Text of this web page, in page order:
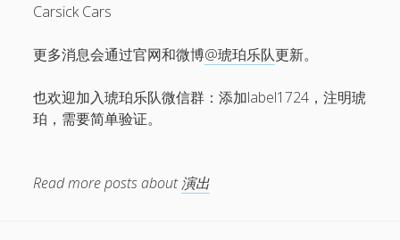
添加请说明来意并提供姓名和所属机构名称。
01 寒武
音
Carsick Cars
更多消息会通过官网和微博@琥珀乐队更新。
也欢迎加入琥珀乐队微信群：添加label1724，注明琥
珀，需要简单验证。
Read more posts about 演出